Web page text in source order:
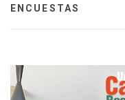
ENCUESTAS